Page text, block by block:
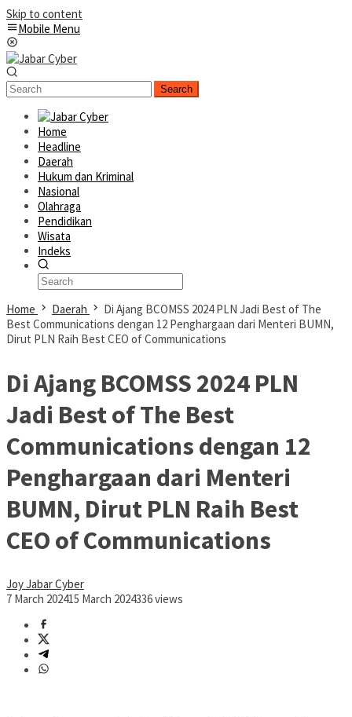
Skip to content
Mobile Menu
Search
Home
Headline
Daerah
Hukum dan Kriminal
Nasional
Olahraga
Pendidikan
Wisata
Indeks
Home Daerah
Di Ajang BCOMSS 2024 PLN Jadi Best of The
Best Communications dengan 12 Penghargaan dari Menteri BUMN,
Dirut PLN Raih Best CEO of Communications
Di Ajang BCOMSS 2024 PLN
Jadi Best of The Best
Communications dengan 12
Penghargaan dari Menteri
BUMN, Dirut PLN Raih Best
CEO of Communications
Joy Jabar Cyber
7 March 202415 March 2024336 views